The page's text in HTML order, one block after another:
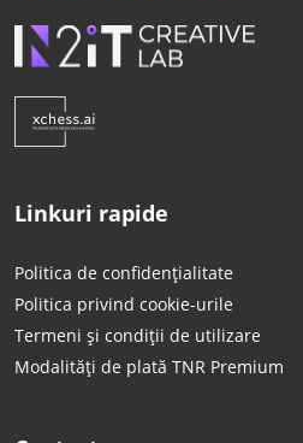
Linkuri rapide
Politica de confidențialitate
Politica privind cookie-urile
Termeni și condiții de utilizare
Modalități de plată TNR Premium